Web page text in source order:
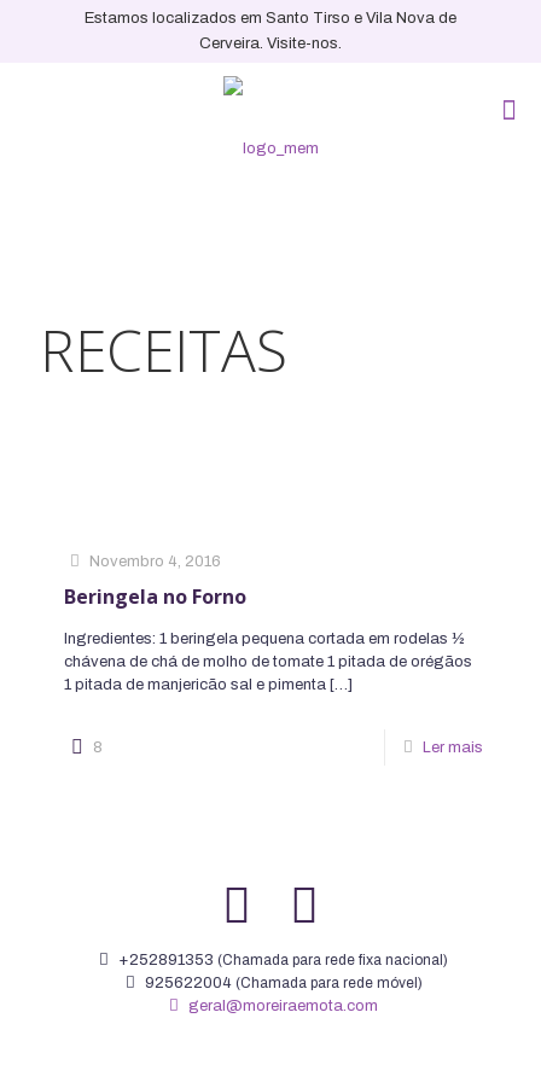
Estamos localizados em Santo Tirso e Vila Nova de
Cerveira. Visite-nos.
RECEITAS
Novembro 4, 2016
Beringela no Forno
Ingredientes: 1 beringela pequena cortada em rodelas ½
chávena de chá de molho de tomate 1 pitada de orégãos
1 pitada de manjericão sal e pimenta […]
8 Ler mais
+252891353 (Chamada para rede fixa nacional)
925622004 (Chamada para rede móvel)
geral@moreiraemota.com